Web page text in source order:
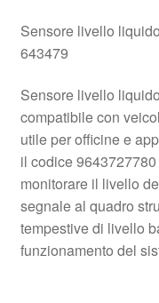
Sensore livello
643479
Sensore livello
compatibile con
utile per officine e
il codice
monitorare il livello
segnale al quadro
tempestive di livello
funzionamento del